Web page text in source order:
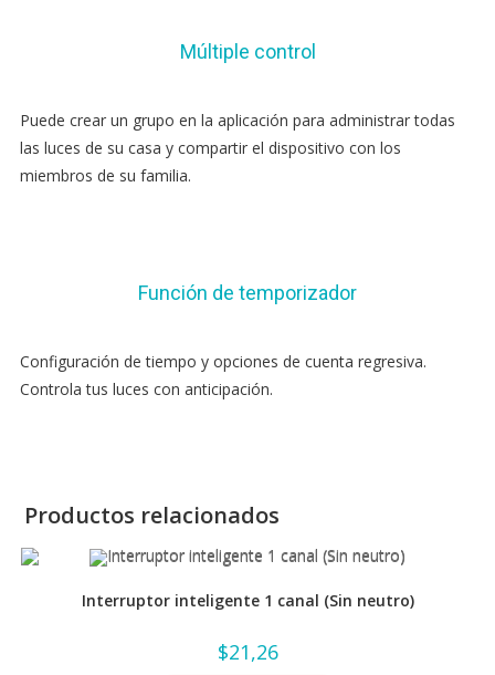
Múltiple control
Puede crear un grupo en la aplicación para administrar todas
las luces de su casa y compartir el dispositivo con los
miembros de su familia.
Función de temporizador
Configuración de tiempo y opciones de cuenta regresiva.
Controla tus luces con anticipación.
Productos relacionados
Interruptor inteligente 1 canal (Sin neutro)
$21,26